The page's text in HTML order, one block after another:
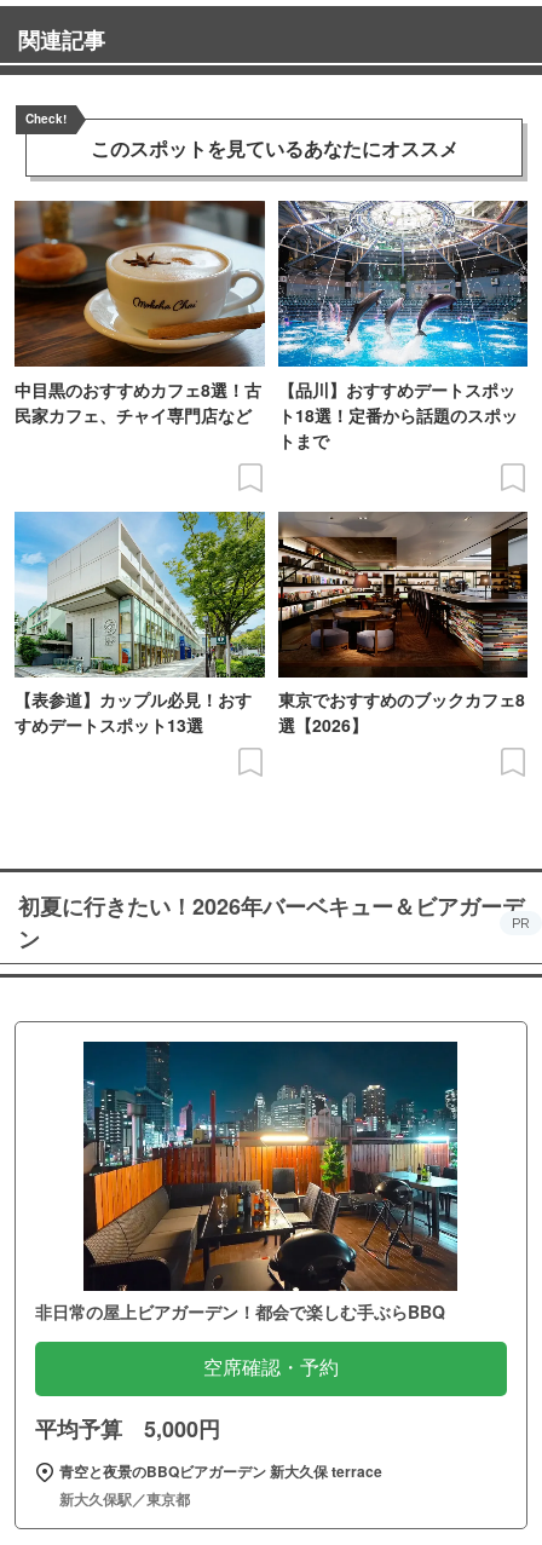
関連記事
Check!
このスポットを見ているあなたにオススメ
中目黒のおすすめカフェ8選！古
民家カフェ、チャイ専門店など
【品川】おすすめデートスポッ
ト18選！定番から話題のスポッ
トまで
【表参道】カップル必見！おす
すめデートスポット13選
東京でおすすめのブックカフェ8
選【2026】
初夏に行きたい！2026年バーベキュー＆ビアガーデ
ン
PR
非日常の屋上ビアガーデン！都会で楽しむ手ぶらBBQ
空席確認・予約
平均予算 5,000円
青空と夜景のBBQビアガーデン 新大久保 terrace
新大久保駅／東京都